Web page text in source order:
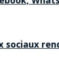
sociaux